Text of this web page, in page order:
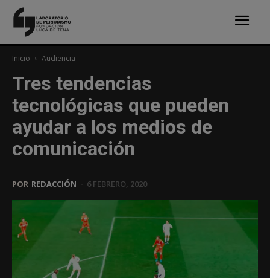
Inicio Audiencia
Tres tendencias
tecnológicas que pueden
ayudar a los medios de
comunicación
POR REDACCIÓN 6 FEBRERO, 2020